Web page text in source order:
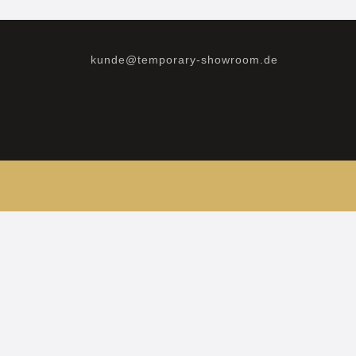
kunde@temporary-showroom.de